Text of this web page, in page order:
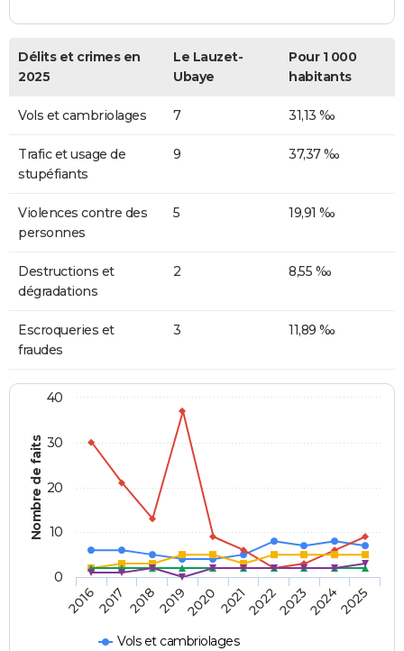
Délits et crimes en
2025
Le Lauzet-
Ubaye
Pour 1 000
habitants
Vols et cambriolages 7 31,13 ‰
Trafic et usage de
stupéfiants
9 37,37 ‰
Violences contre des
personnes
5 19,91 ‰
Destructions et
dégradations
2 8,55 ‰
Escroqueries et
fraudes
3 11,89 ‰
Nombre de faits
Vols et cambriolages
20162017 20182019202020212022202320242025
0
10
20
30
40